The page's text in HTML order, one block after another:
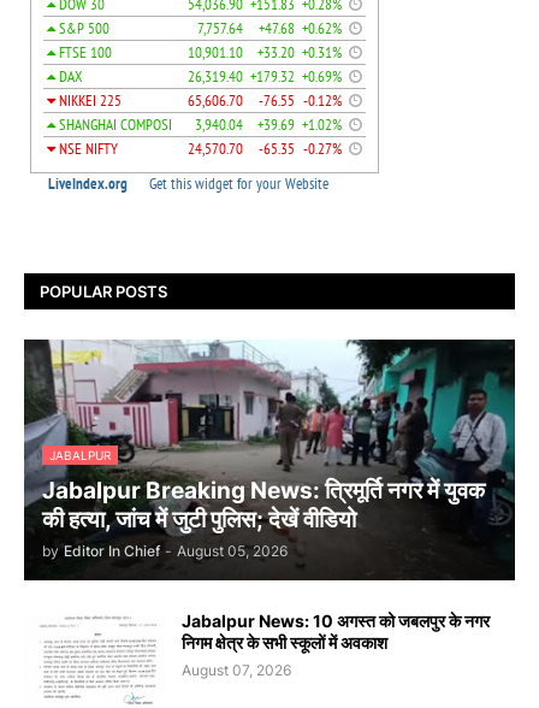
POPULAR POSTS
JABALPUR
Jabalpur Breaking News: त्रिमूर्ति नगर में युवक
की हत्या, जांच में जुटी पुलिस; देखें वीडियो
by Editor In Chief - August 05, 2026
Jabalpur News: 10 अगस्त को जबलपुर के नगर
निगम क्षेत्र के सभी स्कूलों में अवकाश
August 07, 2026